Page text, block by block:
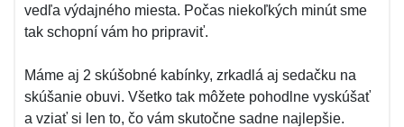
vedľa výdajného miesta. Počas niekoľkých minút sme
tak schopní vám ho pripraviť.
Máme aj 2 skúšobné kabínky, zrkadlá aj sedačku na
skúšanie obuvi. Všetko tak môžete pohodlne vyskúšať
a vziať si len to, čo vám skutočne sadne najlepšie.